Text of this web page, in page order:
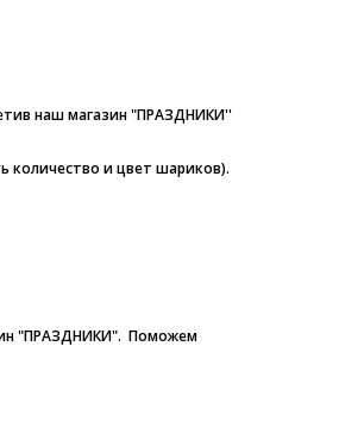
наш магазин "ПРАЗДНИКИ''
количество и цвет шариков).
"ПРАЗДНИКИ". Поможем